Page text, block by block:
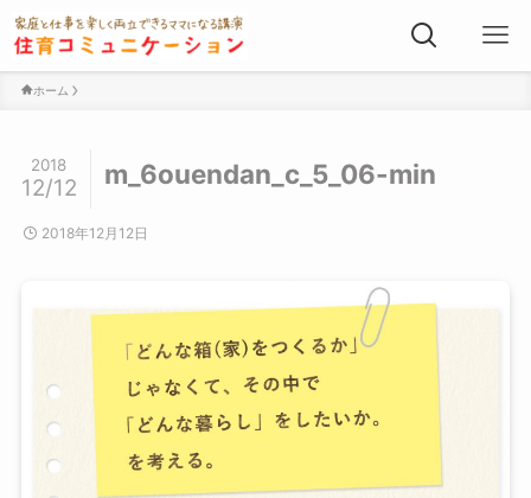
ホーム
m_6ouendan_c_5_06-min
2018
12/12
2018年12月12日